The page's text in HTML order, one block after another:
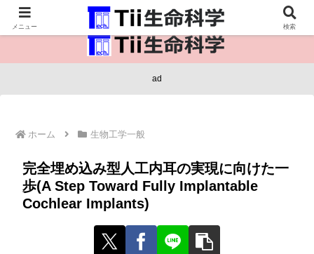
医療保健・生命・生物の情報インフラ。
ad
ホーム 生物工学一般
完全埋め込み型人工内耳の実現に向けた一
歩(A Step Toward Fully Implantable
Cochlear Implants)
メニュー 検索